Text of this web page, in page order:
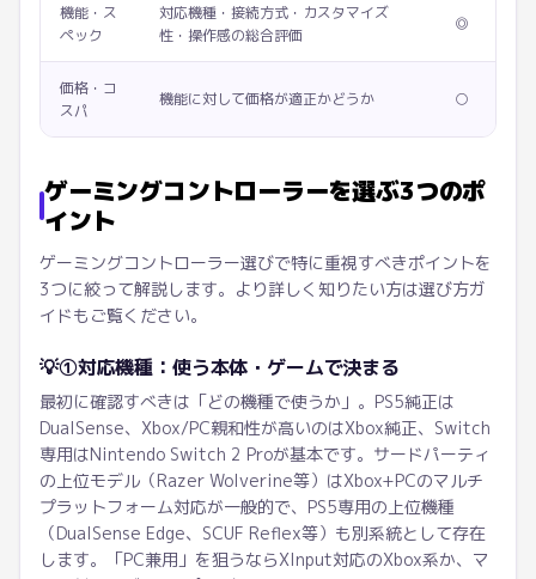
機能・ス
ペック
対応機種・接続方式・カスタマイズ
性・操作感の総合評価
◎
価格・コ
スパ
機能に対して価格が適正かどうか ○
ゲーミングコントローラーを選ぶ3つのポ
イント
ゲーミングコントローラー選びで特に重視すべきポイントを
3つに絞って解説します。より詳しく知りたい方は選び方ガ
イドもご覧ください。
💡①対応機種：使う本体・ゲームで決まる
最初に確認すべきは「どの機種で使うか」。PS5純正は
DualSense、Xbox/PC親和性が高いのはXbox純正、Switch
専用はNintendo Switch 2 Proが基本です。サードパーティ
の上位モデル（Razer Wolverine等）はXbox+PCのマルチ
プラットフォーム対応が一般的で、PS5専用の上位機種
（DualSense Edge、SCUF Reflex等）も別系統として存在
します。「PC兼用」を狙うならXInput対応のXbox系か、マ